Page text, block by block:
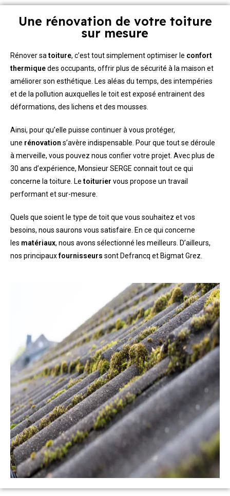
Une rénovation de votre toiture
sur mesure
Rénover satoiture, c’est tout simplement optimiser le confort
thermiquedes occupants, offrir plus de sécurité à la maison et
améliorer son esthétique. Les aléas du temps, des intempéries
et de la pollution auxquelles le toit est exposé entrainent des
déformations, des lichens et des mousses.
Ainsi, pour qu’elle puisse continuer à vous protéger,
une rénovation s’avère indispensable. Pour que tout se déroule
à merveille, vous pouvez nous confier votre projet. Avec plus de
30 ans d’expérience, Monsieur SERGE connait tout ce qui
concerne la toiture. Letoiturier vous propose un travail
performant et sur-mesure.
Quels que soient le type de toit que vous souhaitez et vos
besoins, nous saurons vous satisfaire. En ce qui concerne
les matériaux, nous avons sélectionné les meilleurs. D’ailleurs,
nos principauxfournisseurs sont Defrancq et Bigmat Grez.